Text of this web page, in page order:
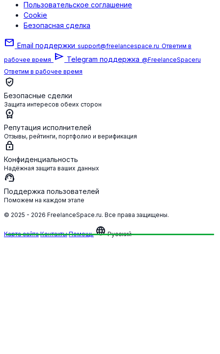
Пользовательское соглашение
Cookie
Безопасная сделка
mail Email поддержки support@freelancespace.ru Ответим в
рабочее время send Telegram поддержка @FreelanceSpaceru
Ответим в рабочее время
verified_user
Безопасные сделки
Защита интересов обеих сторон
workspace_premium
Репутация исполнителей
Отзывы, рейтинги, портфолио и верификация
lock
Конфиденциальность
Надёжная защита ваших данных
support_agent
Поддержка пользователей
Поможем на каждом этапе
© 2025 - 2026 FreelanceSpace.ru. Все права защищены.
Карта сайта Контакты Помощь languageРусский